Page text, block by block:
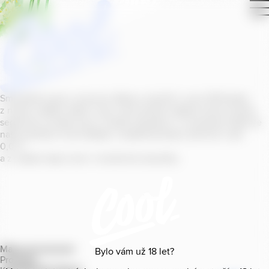
Bylo vám už 18 let?
Smícháním piva s ovocnou šťávou vytvořil v roce
z našich sládků
segmentu na bázi piva v České republice. V současné době se
naše portfolio Cool skládá z nealkoholických příchutí s alk.
0
a z nealko řady Cool+ s funkčními benefity.
Mapa provozoven
Produkty